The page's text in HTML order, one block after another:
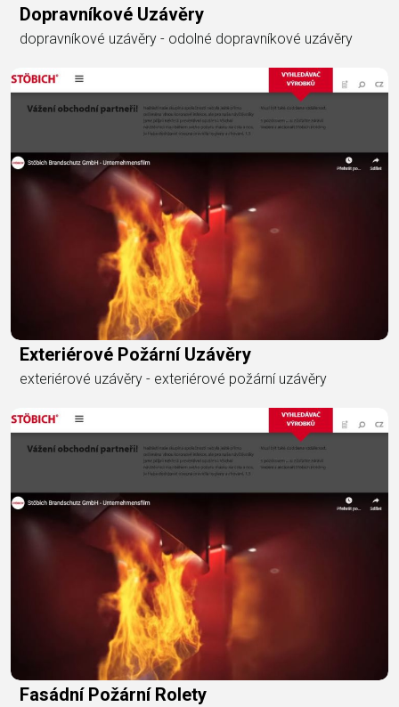
Dopravníkové Uzávěry
dopravníkové uzávěry - odolné dopravníkové uzávěry
Exteriérové Požární Uzávěry
exteriérové uzávěry - exteriérové požární uzávěry
Fasádní Požární Rolety